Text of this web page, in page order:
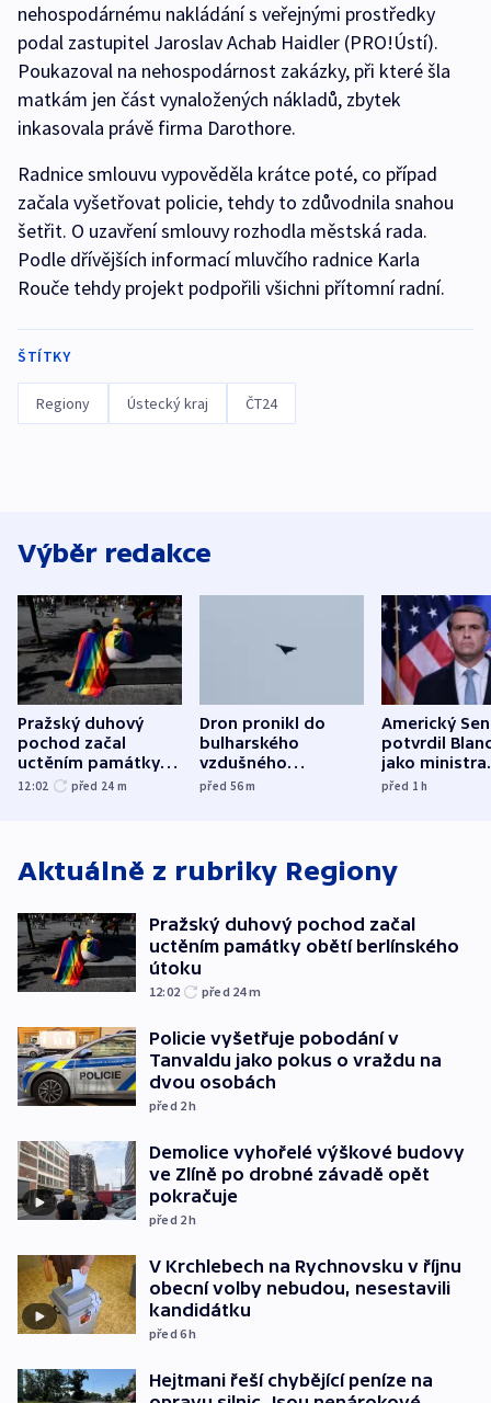
nehospodárnému nakládání s veřejnými prostředky
podal zastupitel Jaroslav Achab Haidler (PRO!Ústí).
Poukazoval na nehospodárnost zakázky, při které šla
matkám jen část vynaložených nákladů, zbytek
inkasovala právě firma Darothore.
Radnice smlouvu vypověděla krátce poté, co případ
začala vyšetřovat policie, tehdy to zdůvodnila snahou
šetřit. O uzavření smlouvy rozhodla městská rada.
Podle dřívějších informací mluvčího radnice Karla
Rouče tehdy projekt podpořili všichni přítomní radní.
ŠTÍTKY
Regiony Ústecký kraj ČT24
Výběr redakce
Pražský duhový
pochod začal
uctěním památky
obětí berlínského
12:02 před 24 m
Dron pronikl do
bulharského
vzdušného
prostoru,
před 56m
Americký
potvrdil
jako ministra
před 1h
Aktuálně z rubriky Regiony
Pražský duhový pochod začal
uctěním památky obětí berlínského
útoku
12:02 před 24m
Policie vyšetřuje pobodání v
Tanvaldu jako pokus o vraždu na
dvou osobách
před 2h
Demolice vyhořelé výškové budovy
ve Zlíně po drobné závadě opět
pokračuje
před 2h
V Krchlebech na Rychnovsku v říjnu
obecní volby nebudou, nesestavili
kandidátku
před 6h
Hejtmani řeší chybějící peníze na